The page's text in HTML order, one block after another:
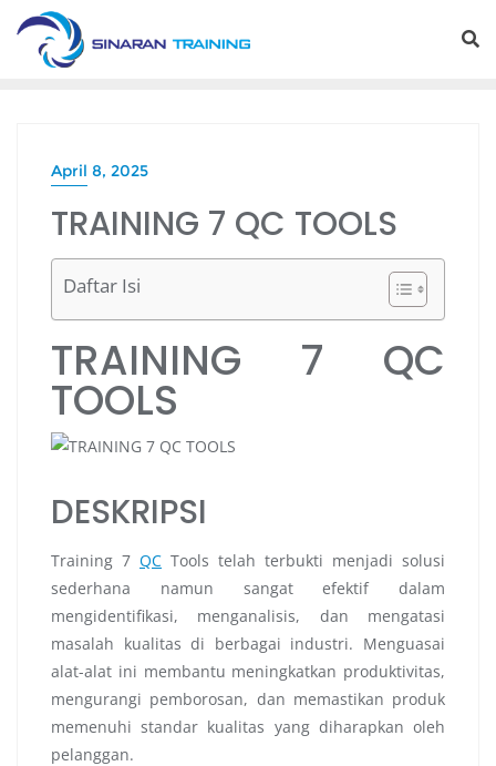
Skip
content
April 8, 2025
TRAINING 7 QC TOOLS
Daftar Isi
TRAINING 7 QC
TOOLS
DESKRIPSI
Training 7 QC Tools telah terbukti menjadi solusi
sederhana namun sangat efektif dalam
mengidentifikasi, menganalisis, dan mengatasi
masalah kualitas di berbagai industri. Menguasai
alat-alat ini membantu meningkatkan produktivitas,
mengurangi pemborosan, dan memastikan produk
memenuhi standar kualitas yang diharapkan oleh
pelanggan.